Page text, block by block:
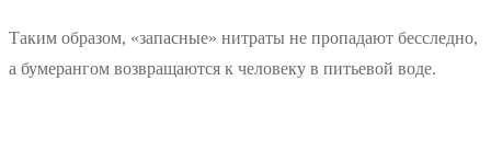
Таким образом, «запасные» нитраты не пропадают бесследно,
а бумерангом возвращаются к человеку в питьевой воде.